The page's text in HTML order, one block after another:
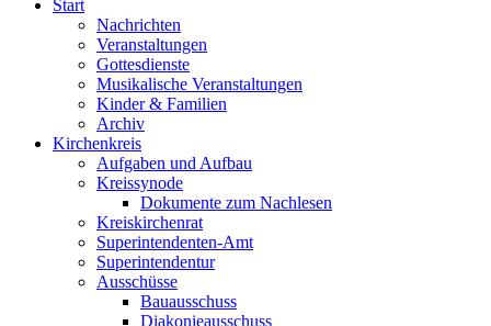
Start
Nachrichten
Veranstaltungen
Gottesdienste
Musikalische Veranstaltungen
Kinder & Familien
Archiv
Kirchenkreis
Aufgaben und Aufbau
Kreissynode
Dokumente zum Nachlesen
Kreiskirchenrat
Superintendenten-Amt
Superintendentur
Ausschüsse
Bauausschuss
Diakonieausschuss